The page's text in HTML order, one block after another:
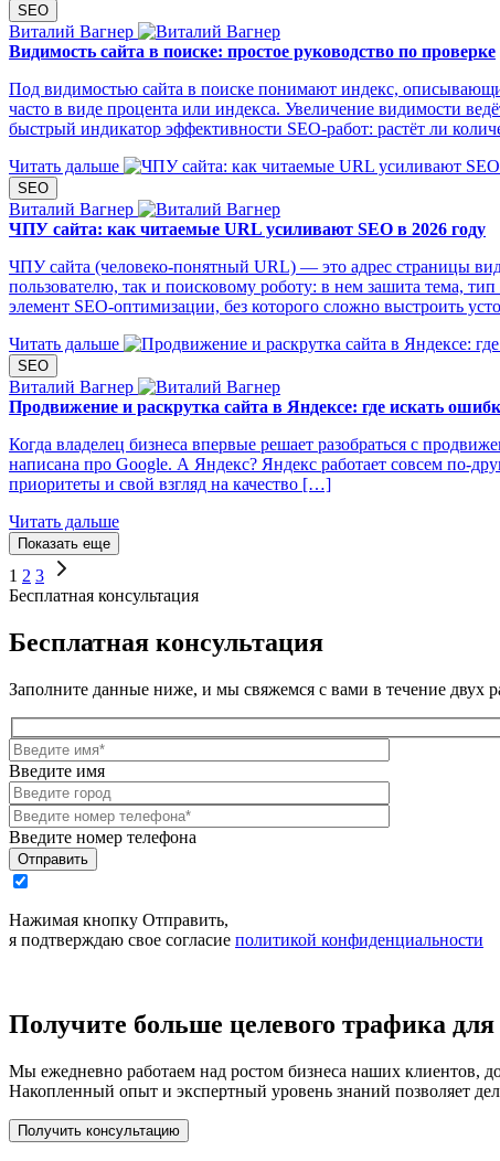
SEO
Виталий Вагнер
Видимость сайта в поиске: простое руководство по проверке
Под видимостью сайта в поиске понимают индекс,
часто в виде процента или индекса. Увеличение видимости
быстрый индикатор эффективности SEO‑работ: растёт ли
Читать дальше
SEO
Виталий Вагнер
ЧПУ сайта: как читаемые URL усиливают SEO в 2026 году
ЧПУ сайта (человеко‑понятный URL) — это адрес страницы
пользователю, так и поисковому роботу: в нем зашита тема,
элемент SEO‑оптимизации, без которого сложно выстроить
Читать дальше
SEO
Виталий Вагнер
Продвижение и раскрутка сайта в Яндексе: где искать
Когда владелец бизнеса впервые решает разобраться с
написана про Google. А Яндекс? Яндекс работает совсем по-
приоритеты и свой взгляд на качество […]
Читать дальше
Показать еще
1 2 3
Бесплатная консультация
Бесплатная консультация
Заполните данные ниже, и мы свяжемся с вами в течение двух
Введите имя
Введите номер телефона
Отправить
Нажимая кнопку Отправить,
я подтверждаю свое согласие политикой конфиденциальности
Получите больше целевого трафика
Мы ежедневно работаем над ростом бизнеса наших клиентов,
Накопленный опыт и экспертный уровень знаний позволяет
Получить консультацию